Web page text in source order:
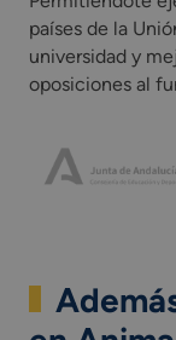
países de la
universidad y
oposiciones al